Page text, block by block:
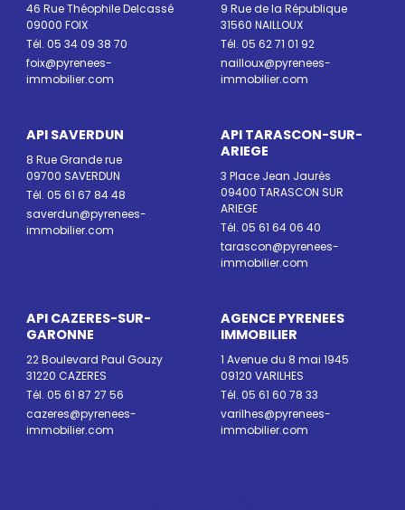
46 Rue Théophile Delcassé
09000 FOIX
Tél. 05 34 09 38 70
foix@pyrenees-
immobilier.com
9 Rue de la République
31560 NAILLOUX
Tél. 05 62 71 01 92
nailloux@pyrenees-
immobilier.com
API SAVERDUN
8 Rue Grande rue
09700 SAVERDUN
Tél. 05 61 67 84 48
saverdun@pyrenees-
immobilier.com
API TARASCON-SUR-
ARIEGE
3 Place Jean Jaurès
09400 TARASCON SUR
ARIEGE
Tél. 05 61 64 06 40
tarascon@pyrenees-
immobilier.com
API CAZERES-SUR-
GARONNE
22 Boulevard Paul Gouzy
31220 CAZERES
Tél. 05 61 87 27 56
cazeres@pyrenees-
immobilier.com
AGENCE PYRENEES
IMMOBILIER
1 Avenue du 8 mai 1945
09120 VARILHES
Tél. 05 61 60 78 33
varilhes@pyrenees-
immobilier.com